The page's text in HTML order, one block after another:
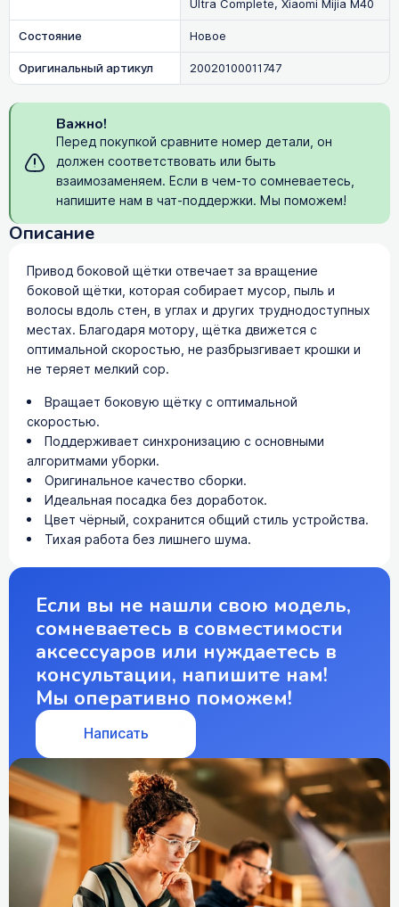
Ultra Complete, Xiaomi Mijia M40
Состояние
Новое
Оригинальный артикул
20020100011747
Важно!
Перед покупкой сравните номер детали, он
должен соответствовать или быть
взаимозаменяем. Если в чем-то сомневаетесь,
напишите нам в чат-поддержки. Мы поможем!
Описание
Привод боковой щётки отвечает за вращение
боковой щётки, которая собирает мусор, пыль и
волосы вдоль стен, в углах и других труднодоступных
местах. Благодаря мотору, щётка движется с
оптимальной скоростью, не разбрызгивает крошки и
не теряет мелкий сор.
Вращает боковую щётку с оптимальной
скоростью.
Поддерживает синхронизацию с основными
алгоритмами уборки.
Оригинальное качество сборки.
Идеальная посадка без доработок.
Цвет чёрный, сохранится общий стиль устройства.
Тихая работа без лишнего шума.
Если вы не нашли свою модель,
сомневаетесь в совместимости
аксессуаров или нуждаетесь в
консультации, напишите нам!
Мы оперативно поможем!
Написать